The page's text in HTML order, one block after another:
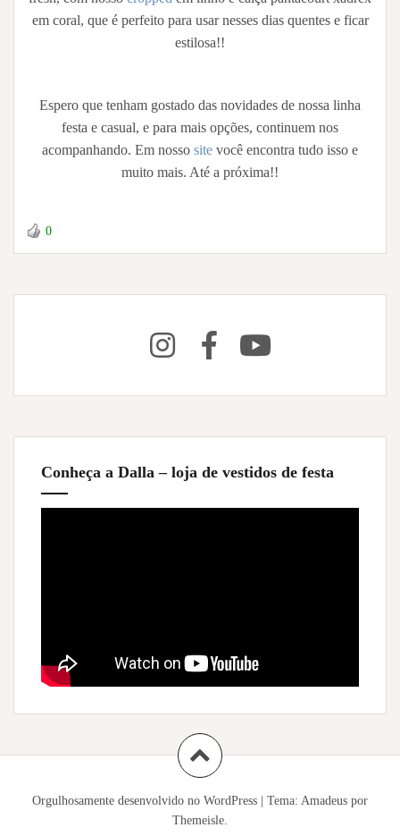
em coral, que é perfeito para usar nesses dias quentes e ficar
estilosa!!
Espero que tenham gostado das novidades de nossa linha
festa e casual, e para mais opções, continuem nos
acompanhando. Em nosso site você encontra tudo isso e
muito mais. Até a próxima!!
0
Conheça a Dalla – loja de vestidos de festa
Orgulhosamente desenvolvido no WordPress Tema: Amadeus por
Themeisle.